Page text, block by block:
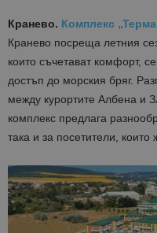
Кранево. Комплекс
Кранево посреща летния
които съчетават комфорт,
достъп до морския бряг.
между курортите Албена и
комплекс предлага
така и за посетители,